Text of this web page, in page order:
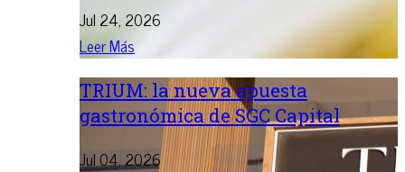
Jul 24, 2026
Leer Más
TRIUM: la nueva apuesta
gastronómica de SGC Capital
Jul 04, 2026